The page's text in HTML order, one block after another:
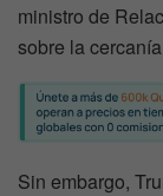
ministro de
sobre la
Sin embargo,